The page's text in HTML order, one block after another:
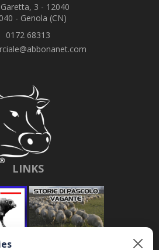
3 - 12040
- Genola (CN)
0172 68313
LINKS